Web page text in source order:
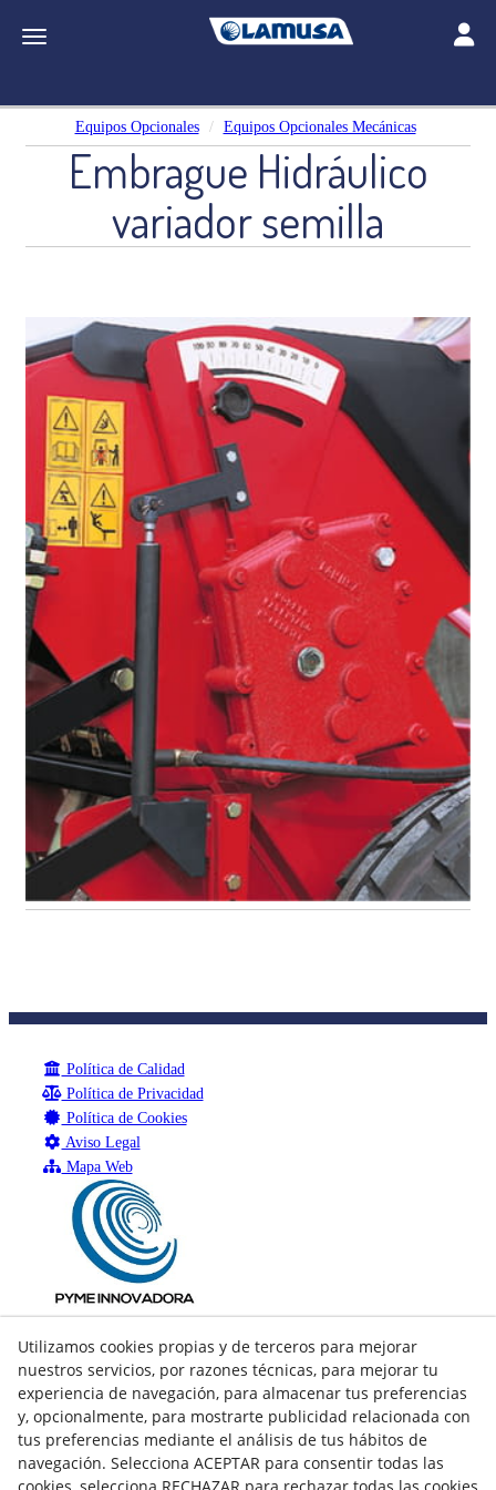
Toggle navigation
Equipos Opcionales Equipos Opcionales Mecánicas
Embrague Hidráulico
variador semilla
Política de Calidad
Política de Privacidad
Política de Cookies
Aviso Legal
Mapa Web
Utilizamos cookies propias y de terceros para mejorar
nuestros servicios, por razones técnicas, para mejorar tu
experiencia de navegación, para almacenar tus preferencias
y, opcionalmente, para mostrarte publicidad relacionada con
tus preferencias mediante el análisis de tus hábitos de
navegación. Selecciona ACEPTAR para consentir todas las